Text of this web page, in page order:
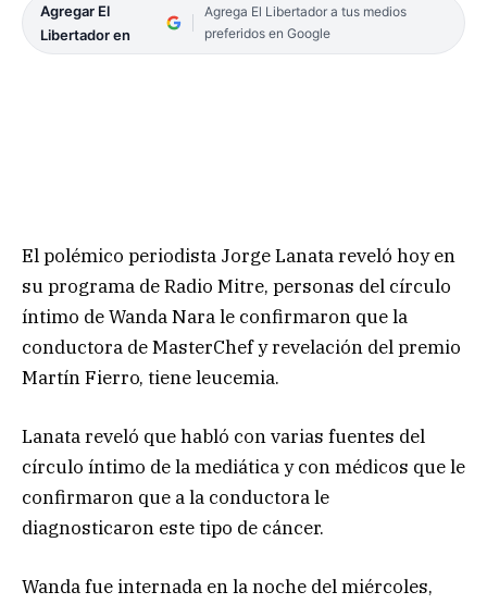
Agregar El
Libertador en
Agrega El Libertador a tus medios
preferidos en Google
El polémico periodista Jorge Lanata reveló hoy en
su programa de Radio Mitre, personas del círculo
íntimo de Wanda Nara le confirmaron que la
conductora de MasterChef y revelación del premio
Martín Fierro, tiene leucemia.
Lanata reveló que habló con varias fuentes del
círculo íntimo de la mediática y con médicos que le
confirmaron que a la conductora le
diagnosticaron este tipo de cáncer.
Wanda fue internada en la noche del miércoles,